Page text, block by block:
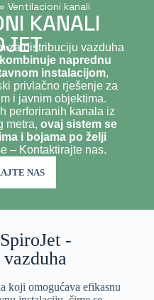
Ventilacioni kanali
KANALI
za distribuciju vazduha
kombinuje naprednu
instalacijom,
privlačno rješenje za
i javnim objektima.
perforiranih kanala iz
metra, ovaj sistem se
i bojama po želji
– Kontaktirajte nas.
NAS
-
koji omogućava efikasnu